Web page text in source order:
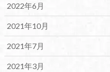
2022年6月
2021年10月
2021年7月
2021年3月